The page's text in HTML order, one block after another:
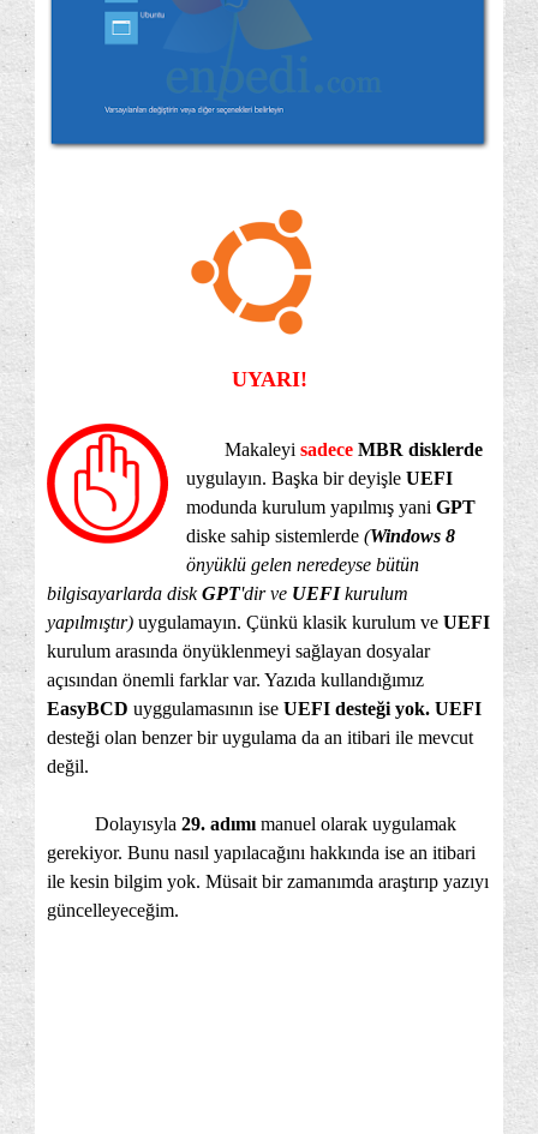
UYARI!
Makaleyi sadece MBR disklerde
uygulayın. Başka bir deyişle UEFI
modunda kurulum yapılmış yani GPT
diske sahip sistemlerde (Windows 8
önyüklü gelen neredeyse bütün
bilgisayarlarda diskGPT'dir ve UEFIkurulum
yapılmıştır) uygulamayın. Çünkü klasik kurulum ve UEFI
kurulum arasında önyüklenmeyi sağlayan dosyalar
açısından önemli farklar var. Yazıda kullandığımız
EasyBCD uyggulamasının ise UEFI desteği yok. UEFI
desteği olan benzer bir uygulama da an itibari ile mevcut
değil.
Dolayısyla 29. adımımanuel olarak uygulamak
gerekiyor. Bunu nasıl yapılacağını hakkında ise an itibari
ile kesin bilgim yok. Müsait bir zamanımda araştırıp yazıyı
güncelleyeceğim.